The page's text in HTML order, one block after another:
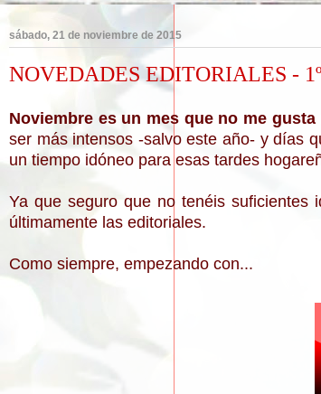
sábado, 21 de noviembre de 2015
NOVEDADES EDITORIALES -
Noviembre es un mes que no me gusta
ser más intensos -salvo este año- y días
un tiempo idóneo para esas tardes
Ya que seguro que no tenéis
últimamente las editoriales.
Como siempre, empezando con...